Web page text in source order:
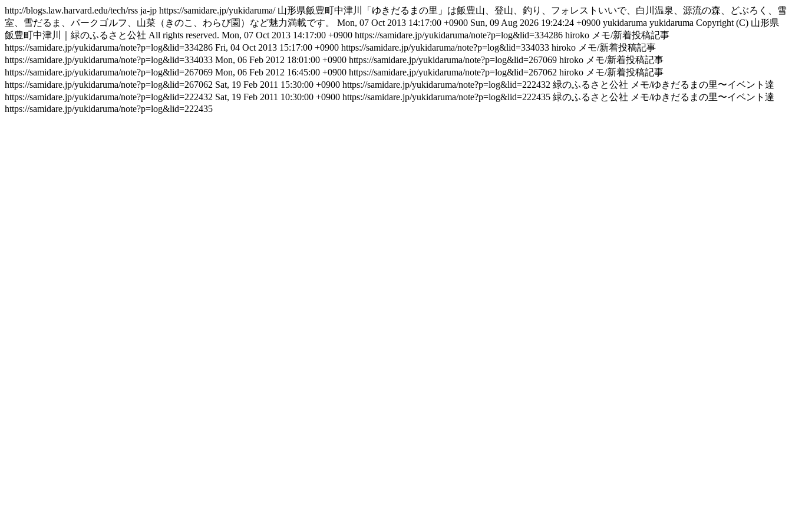
http://blogs.law.harvard.edu/tech/rss ja-jp https://samidare.jp/yukidaruma/ 山形県飯豊町中津川「ゆきだるまの里」は飯豊山、登山、釣り、フォレストいいで、白川温泉、源流の森、どぶろく、雪
室、雪だるま、パークゴルフ、山菜（きのこ、わらび園）など魅力満載です。
Mon, 07 Oct 2013 14:17:00 +0900 Sun, 09 Aug 2026 19:24:24 +0900 yukidaruma yukidaruma Copyright (C) 山形県
飯豊町中津川｜緑のふるさと公社 All rights reserved. Mon, 07 Oct 2013 14:17:00 +0900 https://samidare.jp/yukidaruma/note?p=log&lid=334286 hiroko メモ/新着投稿記事
https://samidare.jp/yukidaruma/note?p=log&lid=334286 Fri, 04 Oct 2013 15:17:00 +0900 https://samidare.jp/yukidaruma/note?p=log&lid=334033 hiroko メモ/新着投稿記事
https://samidare.jp/yukidaruma/note?p=log&lid=334033 Mon, 06 Feb 2012 18:01:00 +0900 https://samidare.jp/yukidaruma/note?p=log&lid=267069 hiroko メモ/新着投稿記事
https://samidare.jp/yukidaruma/note?p=log&lid=267069 Mon, 06 Feb 2012 16:45:00 +0900 https://samidare.jp/yukidaruma/note?p=log&lid=267062 hiroko メモ/新着投稿記事
https://samidare.jp/yukidaruma/note?p=log&lid=267062 Sat, 19 Feb 2011 15:30:00 +0900 https://samidare.jp/yukidaruma/note?p=log&lid=222432 緑のふるさと公社 メモ/ゆきだるまの里〜イベント達
https://samidare.jp/yukidaruma/note?p=log&lid=222432 Sat, 19 Feb 2011 10:30:00 +0900 https://samidare.jp/yukidaruma/note?p=log&lid=222435 緑のふるさと公社 メモ/ゆきだるまの里〜イベント達
https://samidare.jp/yukidaruma/note?p=log&lid=222435